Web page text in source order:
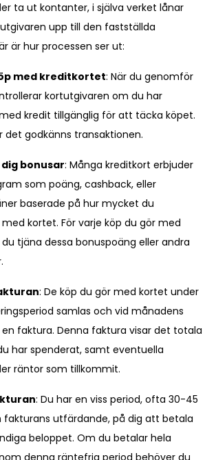
ta ut kontanter, i själva verket lånar
upp till den fastställda
är hur processen ser ut:
med kreditkortet: När du genomför
kortutgivaren om du har
kredit tillgänglig för att täcka köpet.
det godkänns transaktionen.
dig bonusar: Många kreditkort erbjuder
som poäng, cashback, eller
baserade på hur mycket du
kortet. För varje köp du gör med
tjäna dessa bonuspoäng eller andra
: De köp du gör med kortet under
samlas och vid månadens
faktura. Denna faktura visar det totala
har spenderat, samt eventuella
räntor som tillkommit.
: Du har en viss period, ofta 30-45
fakturans utfärdande, på dig att betala
beloppet. Om du betalar hela
denna räntefria period behöver du